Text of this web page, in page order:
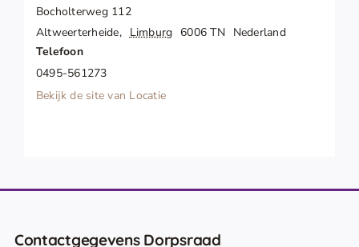
Bocholterweg 112
Altweerterheide, Limburg 6006 TN Nederland
Telefoon
0495-561273
Bekijk de site van Locatie
Contactgegevens Dorpsraad